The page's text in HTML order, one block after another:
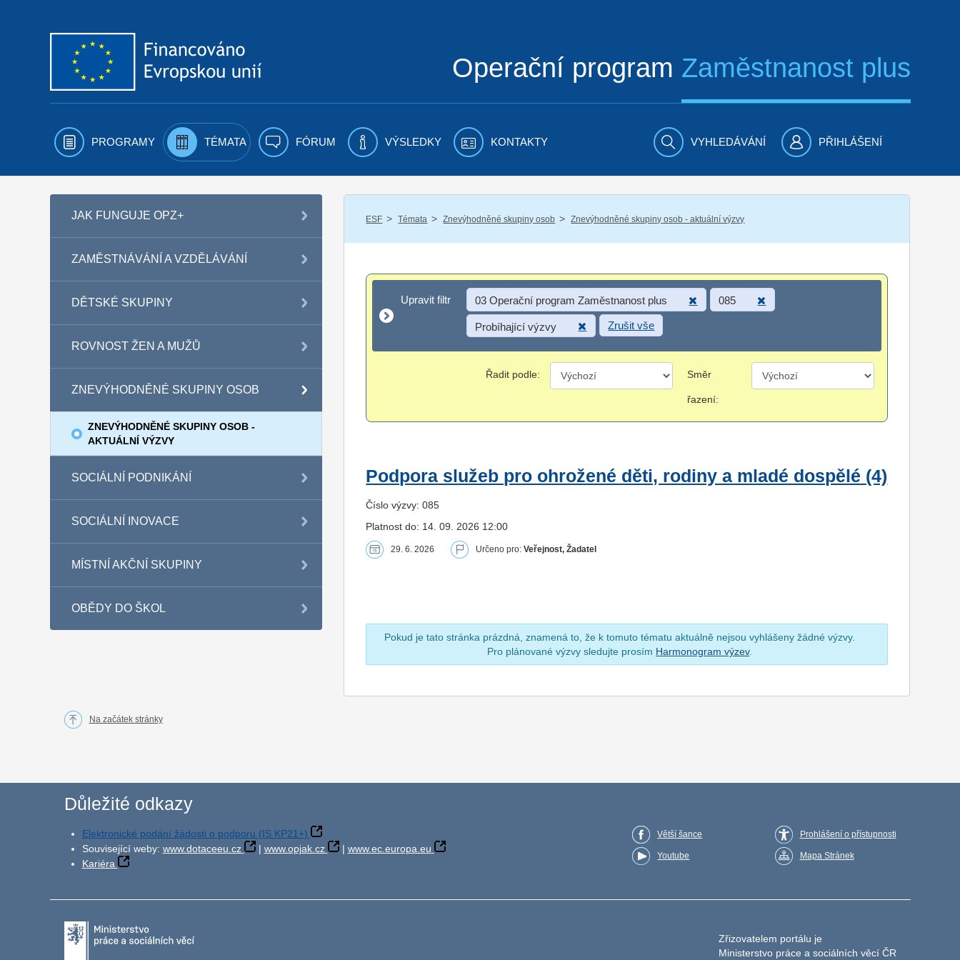
Operační program Zaměstnanost plus
PROGRAMY TÉMATA FÓRUM VÝSLEDKY KONTAKTY VYHLEDÁVÁNÍ PŘIHLÁŠENÍ
JAK FUNGUJE OPZ+
ZAMĚSTNÁVÁNÍ A VZDĚLÁVÁNÍ
DĚTSKÉ SKUPINY
ROVNOST ŽEN A MUŽŮ
ZNEVÝHODNĚNÉ SKUPINY OSOB
ZNEVÝHODNĚNÉ SKUPINY OSOB -
AKTUÁLNÍ VÝZVY
SOCIÁLNÍ PODNIKÁNÍ
SOCIÁLNÍ INOVACE
MÍSTNÍ AKČNÍ SKUPINY
OBĚDY DO ŠKOL
ESF / Témata / Znevýhodněné skupiny osob / Znevýhodněné skupiny osob - aktuální výzvy
Upravit filtr
Upravit filtr 03 Operační program Zaměstnanost plus 085
Probíhající výzvy Zrušit vše
Řadit podle: Směr
řazení:
Podpora služeb pro ohrožené děti, rodiny a mladé dospělé (4)
Číslo výzvy: 085
Platnost do: 14. 09. 2026 12:00
29. 6. 2026 Určeno pro:Veřejnost, Žadatel
Pokud je tato stránka prázdná, znamená to, že k tomuto tématu aktuálně nejsou vyhlášeny žádné výzvy.
Pro plánované výzvy sledujte prosím Harmonogram výzev.
Na začátek stránky
Důležité odkazy
Elektronické podání žádosti o podporu (IS KP21+)
Související weby: www.dotaceeu.cz | www.opjak.cz | www.ec.europa.eu
Kariéra
Větší šance
Youtube
Prohlášení o přístupnosti
Mapa Stránek
Zřizovatelem portálu je
Ministerstvo práce a sociálních věcí ČR